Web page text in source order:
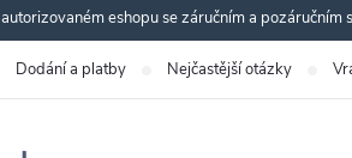
eshopu se záručním a pozáručním
Dodání a platby Nejčastější otázky